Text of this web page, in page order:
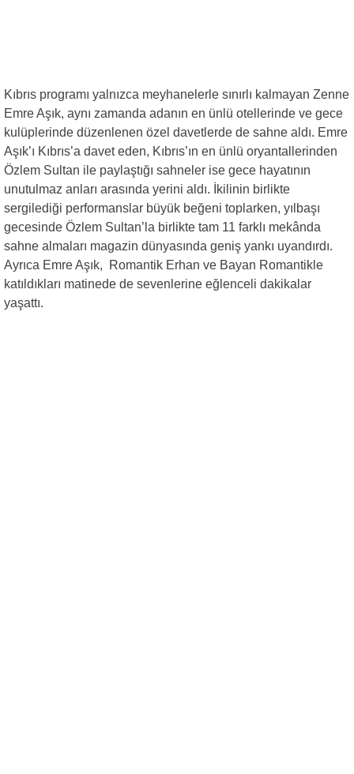
Kıbrıs programı yalnızca meyhanelerle sınırlı kalmayan Zenne
Emre Aşık, aynı zamanda adanın en ünlü otellerinde ve gece
kulüplerinde düzenlenen özel davetlerde de sahne aldı. Emre
Aşık’ı Kıbrıs’a davet eden, Kıbrıs’ın en ünlü oryantallerinden
Özlem Sultan ile paylaştığı sahneler ise gece hayatının
unutulmaz anları arasında yerini aldı. İkilinin birlikte
sergilediği performanslar büyük beğeni toplarken, yılbaşı
gecesinde Özlem Sultan’la birlikte tam 11 farklı mekânda
sahne almaları magazin dünyasında geniş yankı uyandırdı.
Ayrıca Emre Aşık, Romantik Erhan ve Bayan Romantikle
katıldıkları matinede de sevenlerine eğlenceli dakikalar
yaşattı.